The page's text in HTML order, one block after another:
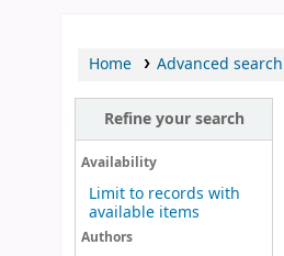
Home Advanced search
Refine your search
Availability
Limit to records with
available items
Authors